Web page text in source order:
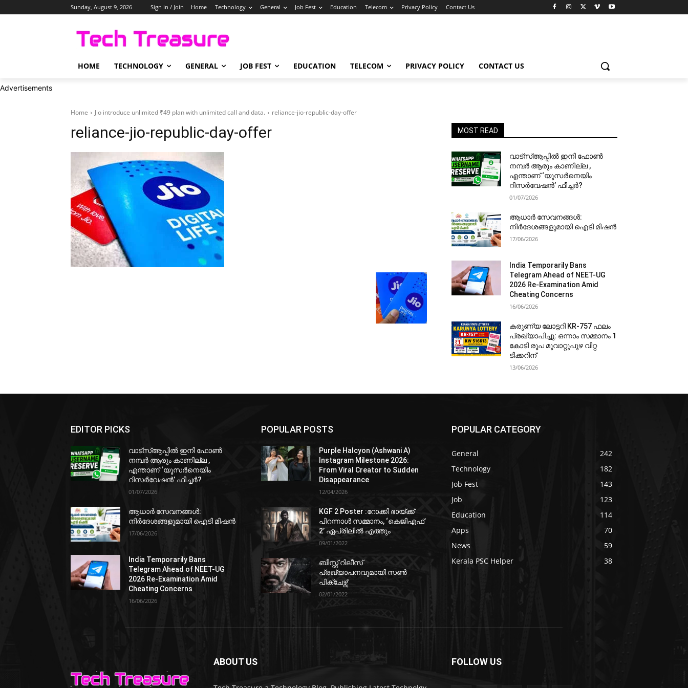
Sunday, August 9, 2026 Sign in / Join Home Technology General Job Fest Education Telecom Privacy Policy Contact Us
HOME TECHNOLOGY GENERAL JOB FEST EDUCATION TELECOM PRIVACY POLICY CONTACT US
Advertisements
Home Jio introduce unlimited ₹49 plan with unlimited call and data. reliance-jio-republic-day-offer
reliance-jio-republic-day-offer MOST READ
വാട്‌സ്ആപ്പിൽ ഇനി ഫോൺ
നമ്പർ ആരും കാണില്ല ,
എന്താണ് ‘യൂസർനെയിം
റിസർവേഷൻ’ ഫീച്ചർ?
01/07/2026
ആധാർ സേവനങ്ങൾ:
നിർദേശങ്ങളുമായി ഐടി മിഷൻ
17/06/2026
India Temporarily Bans
Telegram Ahead of NEET-UG
2026 Re-Examination Amid
Cheating Concerns
16/06/2026
കരുണ്യ ലോട്ടറി KR-757 ഫലം
പ്രഖ്യാപിച്ചു: ഒന്നാം സമ്മാനം 1
കോടി രൂപ മൂവാറ്റുപുഴ വിറ്റ
ടിക്കറിന്
13/06/2026
EDITOR PICKS
വാട്‌സ്ആപ്പിൽ ഇനി ഫോൺ
നമ്പർ ആരും കാണില്ല ,
എന്താണ് ‘യൂസർനെയിം
റിസർവേഷൻ’ ഫീച്ചർ?
01/07/2026
ആധാർ സേവനങ്ങൾ:
നിർദേശങ്ങളുമായി ഐടി മിഷൻ
17/06/2026
India Temporarily Bans
Telegram Ahead of NEET-UG
2026 Re-Examination Amid
Cheating Concerns
16/06/2026
POPULAR POSTS
Purple Halcyon (Ashwani A)
Instagram Milestone 2026:
From Viral Creator to Sudden
Disappearance
12/04/2026
KGF 2 Poster :റോക്കി ഭായ്ക്ക്
പിറന്നാൾ സമ്മാനം, ‘കെജിഎഫ്
2’ ഏപ്രിലിൽ എത്തും
09/01/2022
ബീസ്റ്റ് റിലീസ്
പ്രഖ്യാപനവുമായി സണ്‍
പിക്ചേഴ്സ്
02/01/2022
POPULAR CATEGORY
General
242
Technology
182
Job Fest
143
Job
123
Education
114
Apps
70
News
59
Kerala PSC Helper
38
ABOUT US FOLLOW US